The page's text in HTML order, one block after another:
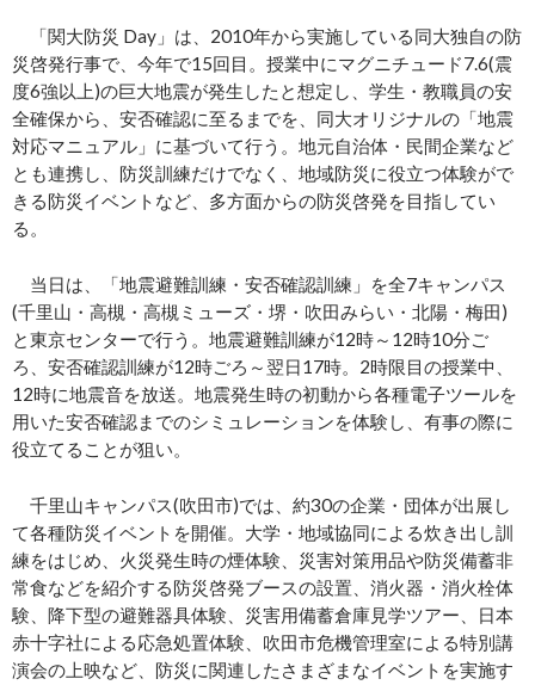
「関大防災 Day」は、2010年から実施している同大独自の防
災啓発行事で、今年で15回目。授業中にマグニチュード7.6(震
度6強以上)の巨大地震が発生したと想定し、学生・教職員の安
全確保から、安否確認に至るまでを、同大オリジナルの「地震
対応マニュアル」に基づいて行う。地元自治体・民間企業など
とも連携し、防災訓練だけでなく、地域防災に役立つ体験がで
きる防災イベントなど、多方面からの防災啓発を目指してい
る。
当日は、「地震避難訓練・安否確認訓練」を全7キャンパス
(千里山・高槻・高槻ミューズ・堺・吹田みらい・北陽・梅田)
と東京センターで行う。地震避難訓練が12時～12時10分ご
ろ、安否確認訓練が12時ごろ～翌日17時。2時限目の授業中、
12時に地震音を放送。地震発生時の初動から各種電子ツールを
用いた安否確認までのシミュレーションを体験し、有事の際に
役立てることが狙い。
千里山キャンパス(吹田市)では、約30の企業・団体が出展し
て各種防災イベントを開催。大学・地域協同による炊き出し訓
練をはじめ、火災発生時の煙体験、災害対策用品や防災備蓄非
常食などを紹介する防災啓発ブースの設置、消火器・消火栓体
験、降下型の避難器具体験、災害用備蓄倉庫見学ツアー、日本
赤十字社による応急処置体験、吹田市危機管理室による特別講
演会の上映など、防災に関連したさまざまなイベントを実施す